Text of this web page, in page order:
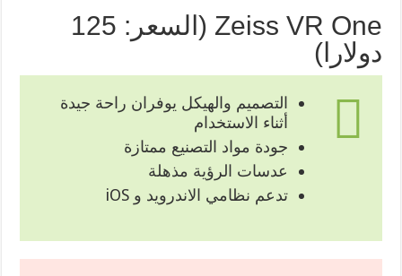
Zeiss VR One (السعر: 125
دولارا)
التصميم والهيكل يوفران راحة جيدة
أثناء الاستخدام
جودة مواد التصنيع ممتازة
عدسات الرؤية مذهلة
تدعم نظامي الاندرويد و iOS